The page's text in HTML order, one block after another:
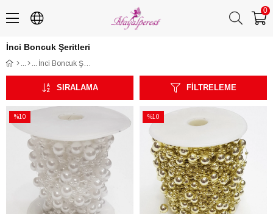
0
İnci Boncuk Şeritleri
İnci Boncuk Şeritleri
FILTRELEME
SIRALAMA
%10
İndirim
%10İndirim
%10
İndirim
%10İndirim